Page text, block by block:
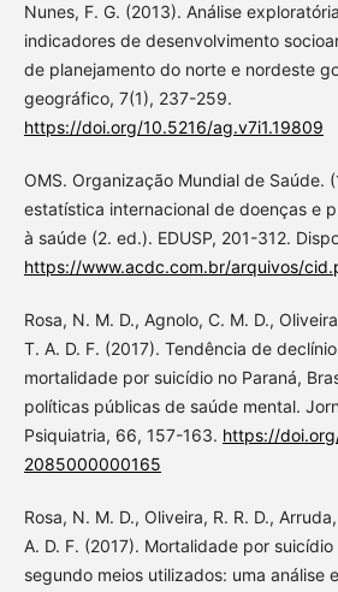
Nunes, F. G. (2013). Análise
indicadores de desenvolvimento
de planejamento do norte e nordeste
geográfico, 7(1), 237-259.
https://doi.org/10.5216/ag.v7i1.19809
OMS. Organização Mundial de Saúde.
estatística internacional de doenças e
à saúde (2. ed.). EDUSP, 201-312.
https://www.acdc.com.br/arquivos/
Rosa, N. M. D., Agnolo, C. M. D.,
T. A. D. F. (2017). Tendência de
mortalidade por suicídio no Paraná,
políticas públicas de saúde mental.
Psiquiatria, 66, 157-163. https://
2085000000165
Rosa, N. M. D., Oliveira, R. R. D.,
A. D. F. (2017). Mortalidade por
segundo meios utilizados: uma análise